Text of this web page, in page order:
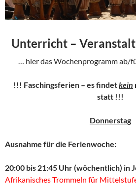
Unterricht –
… hier das Wochenprogramm ab/
!!! Faschingsferien – es findetkein
statt !!!
Donnerstag
Ausnahme für die Ferienwoche:
20:00 bis 21:45 Uhr (wöchentlich) in
Afrikanisches Trommeln für